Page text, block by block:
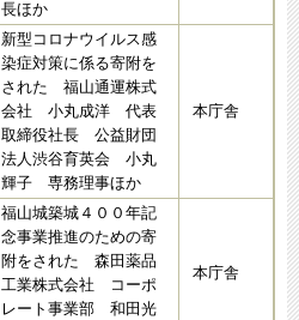
長ほか
新型コロナウイルス感
染症対策に係る寄附を
された 福山通運株式
会社 小丸成洋 代表
取締役社長 公益財団
法人渋谷育英会 小丸
輝子 専務理事ほか
本庁舎
福山城築城４００年記
念事業推進のための寄
附をされた 森田薬品
工業株式会社 コーポ
レート事業部 和田光
本庁舎